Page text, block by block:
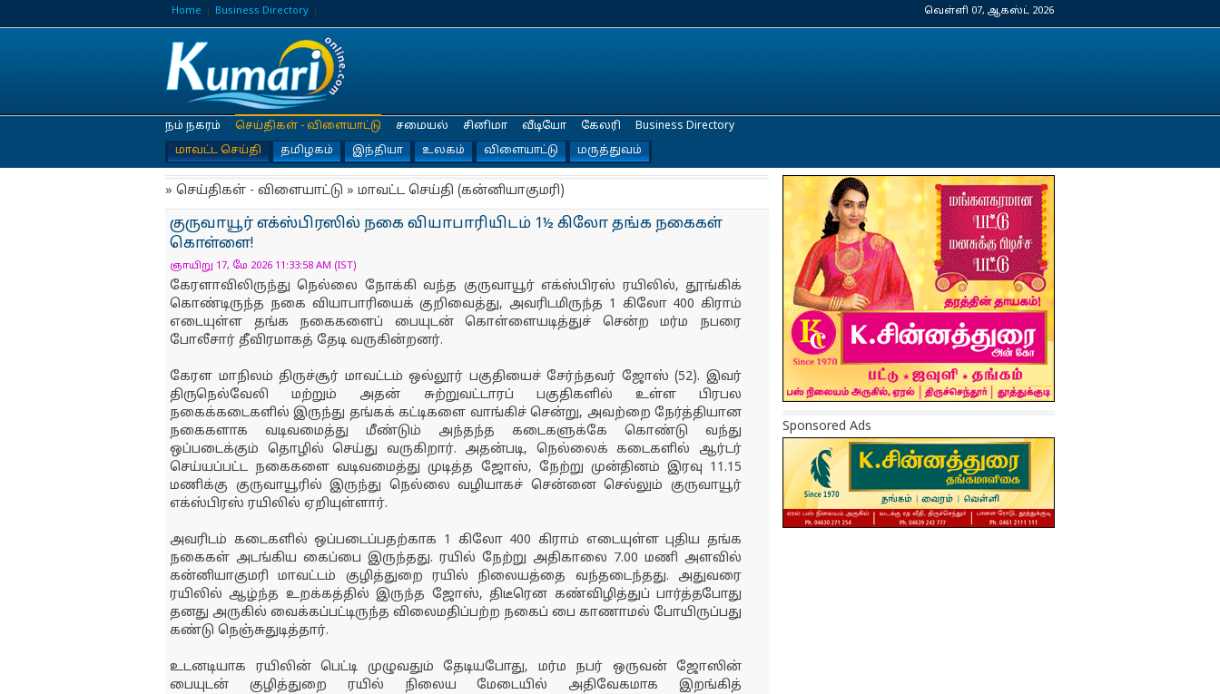
Home Business Directory வெள்ளி 07, ஆகஸ்ட் 2026
நம் நகரம்
செய்திகள் - விளையாட்டு
மாவட்ட செய்தி
தமிழகம் இந்தியா உலகம் விளையாட்டு மருத்துவம்
சமையல் சினிமா வீடியோ கேலரி Business Directory
» செய்திகள் - விளையாட்டு » மாவட்ட செய்தி (கன்னியாகுமரி)
குருவாயூர் எக்ஸ்பிரஸில் நகை வியாபாரியிடம் 1½ கிலோ தங்க நகைகள்
கொள்ளை!
ஞாயிறு 17, மே 2026 11:33:58 AM (IST)
கேரளாவிலிருந்து நெல்லை நோக்கி வந்த குருவாயூர் எக்ஸ்பிரஸ் ரயிலில், தூங்கிக்
கொண்டிருந்த நகை வியாபாரியைக் குறிவைத்து, அவரிடமிருந்த 1 கிலோ 400 கிராம்
எடையுள்ள தங்க நகைகளைப் பையுடன் கொள்ளையடித்துச் சென்ற மர்ம நபரை
போலீசார் தீவிரமாகத் தேடி வருகின்றனர்.
கேரள மாநிலம் திருச்சூர் மாவட்டம் ஒல்லூர் பகுதியைச் சேர்ந்தவர் ஜோஸ் (52). இவர்
திருநெல்வேலி மற்றும் அதன் சுற்றுவட்டாரப் பகுதிகளில் உள்ள பிரபல
நகைக்கடைகளில் இருந்து தங்கக் கட்டிகளை வாங்கிச் சென்று, அவற்றை நேர்த்தியான
நகைகளாக வடிவமைத்து மீண்டும் அந்தந்த கடைகளுக்கே கொண்டு வந்து
ஒப்படைக்கும் தொழில் செய்து வருகிறார். அதன்படி, நெல்லைக் கடைகளில் ஆர்டர்
செய்யப்பட்ட நகைகளை வடிவமைத்து முடித்த ஜோஸ், நேற்று முன்தினம் இரவு 11.15
மணிக்கு குருவாயூரில் இருந்து நெல்லை வழியாகச் சென்னை செல்லும் குருவாயூர்
எக்ஸ்பிரஸ் ரயிலில் ஏறியுள்ளார்.
அவரிடம் கடைகளில் ஒப்படைப்பதற்காக 1 கிலோ 400 கிராம் எடையுள்ள புதிய தங்க
நகைகள் அடங்கிய கைப்பை இருந்தது. ரயில் நேற்று அதிகாலை 7.00 மணி அளவில்
கன்னியாகுமரி மாவட்டம் குழித்துறை ரயில் நிலையத்தை வந்தடைந்தது. அதுவரை
ரயிலில் ஆழ்ந்த உறக்கத்தில் இருந்த ஜோஸ், திடீரென கண்விழித்துப் பார்த்தபோது
தனது அருகில் வைக்கப்பட்டிருந்த விலைமதிப்பற்ற நகைப் பை காணாமல் போயிருப்பது
கண்டு நெஞ்சுதுடித்தார்.
உடனடியாக ரயிலின் பெட்டி முழுவதும் தேடியபோது, மர்ம நபர் ஒருவன் ஜோஸின்
பையுடன் குழித்துறை ரயில் நிலைய மேடையில் அதிவேகமாக இறங்கித்
Sponsored Ads